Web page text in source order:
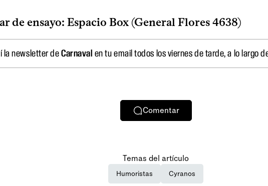
de ensayo: Espacio Box (General Flores 4638)
la newsletter deCarnaval en tu email todos los viernes de tarde, a lo largo
Comentar
Temas del artículo
Humoristas Cyranos